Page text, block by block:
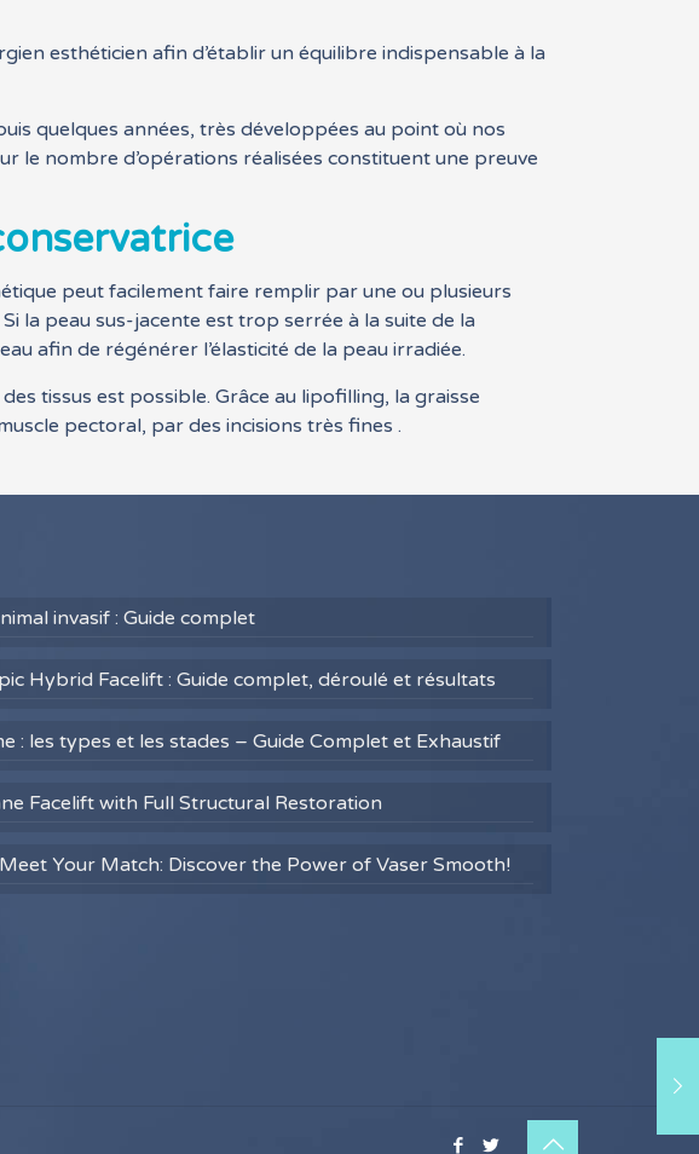
esthéticien afin d’établir un équilibre indispensable à la
quelques années, très développées au point où nos
le nombre d’opérations réalisées constituent une preuve
peut facilement faire remplir par une ou plusieurs
la peau sus-jacente est trop serrée à la suite de la
afin de régénérer l’élasticité de la peau irradiée.
tissus est possible. Grâce au lipofilling, la graisse
pectoral, par des incisions très fines .
invasif : Guide complet
Hybrid Facelift : Guide complet, déroulé et résultats
: les types et les stades – Guide Complet et Exhaustif
Facelift with Full Structural Restoration
Your Match: Discover the Power of Vaser Smooth!